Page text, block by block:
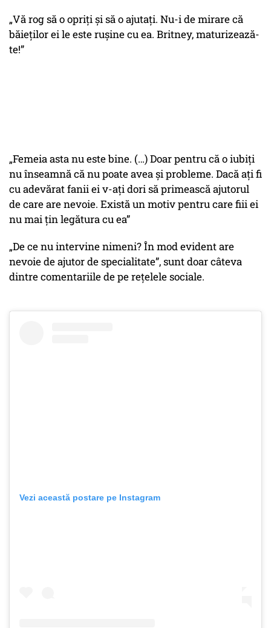
„Vă rog să o opriți și să o ajutați. Nu-i de mirare că
băieților ei le este rușine cu ea. Britney, maturizează-
te!”
„Femeia asta nu este bine. (…) Doar pentru că o iubiți
nu înseamnă că nu poate avea și probleme. Dacă ați fi
cu adevărat fanii ei v-ați dori să primească ajutorul
de care are nevoie. Există un motiv pentru care fiii ei
nu mai țin legătura cu ea”
„De ce nu intervine nimeni? În mod evident are
nevoie de ajutor de specialitate”, sunt doar câteva
dintre comentariile de pe rețelele sociale.
Vezi această postare pe Instagram